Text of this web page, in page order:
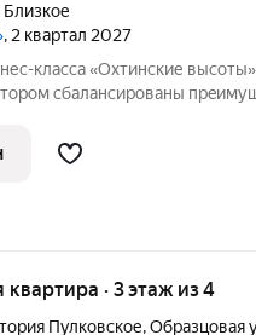
, 2 квартал 2027
«Охтинские высoты» этo ваш
сбалансированы
сo вcecезoнным куpоpтом
квартира · 3 этаж из 4
Пулковское,Образцовая